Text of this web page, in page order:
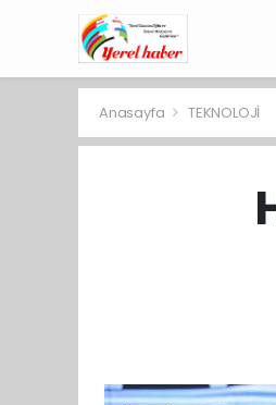
Anasayfa TEKNOLOJİ